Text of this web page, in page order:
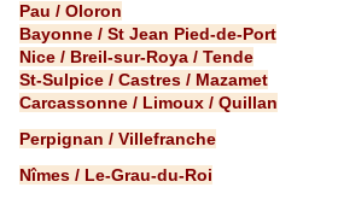
Pau / Oloron
Bayonne / St Jean Pied-de-Port
Nice / Breil-sur-Roya / Tende
St-Sulpice / Castres / Mazamet
Carcassonne / Limoux / Quillan
Perpignan / Villefranche
Nîmes / Le-Grau-du-Roi